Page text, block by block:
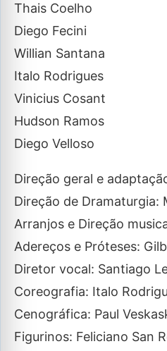
Thais Coelho
Diego Fecini
Willian Santana
Italo Rodrigues
Vinicius Cosant
Hudson Ramos
Diego Velloso
Direção geral e
Direção de Dramaturgia:
Arranjos e Direção
Adereços e Próteses:
Diretor vocal: Santiago
Coreografia: Italo
Cenográfica: Paul
Figurinos: Feliciano San